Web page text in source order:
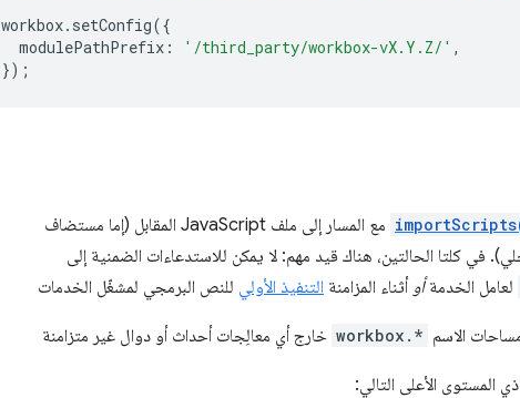
workbox. setConfig({
modulePathPrefix : '/third_party/workbox-vX.Y.Z/' ,
});
مع المسار إلى ملف JavaScript المقابل (إما مستضاف
لعامل الخدمةأو أثناء المزامنة التنفيذ الأولي للنص البرمجي لمشغّل الخدمات
الاسم workbox.* خارج أي معالِجات أحداث أو دوال غير متزامنة
المستوى الأعلى التالي: